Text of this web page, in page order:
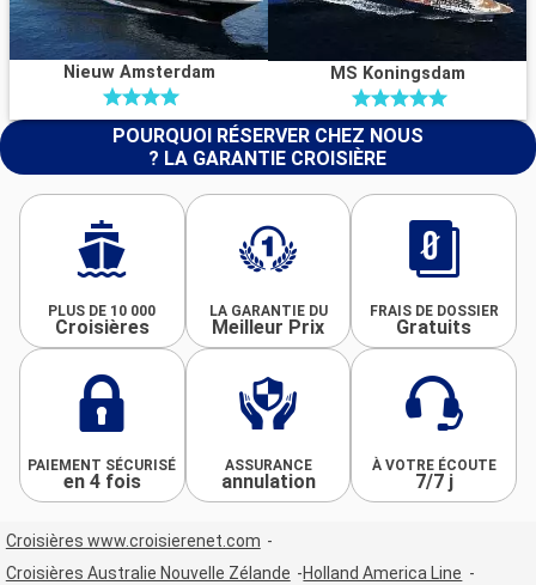
Nieuw Amsterdam MS Koningsdam
POURQUOI RÉSERVER CHEZ NOUS
? LA GARANTIE CROISIÈRE
PLUS DE 10 000
Croisières
LA GARANTIE DU
Meilleur Prix
FRAIS DE DOSSIER
Gratuits
PAIEMENT SÉCURISÉ
en 4 fois
ASSURANCE
annulation
À VOTRE ÉCOUTE
7/7 j
Croisières www.croisierenet.com
Croisières Australie Nouvelle Zélande
Holland America Line